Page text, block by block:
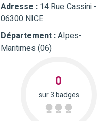
Adresse : 14 Rue Cassini -
06300 NICE
Département :Alpes-
Maritimes (06)
0
sur 3 badges